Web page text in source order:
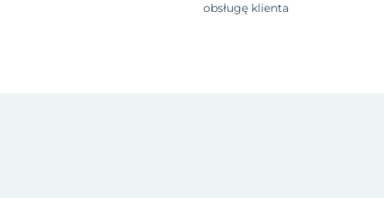
obsługę klienta